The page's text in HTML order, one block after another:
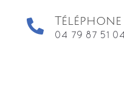
Téléphone
04 79 87 51 04